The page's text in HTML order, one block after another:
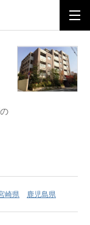
特集
崎県 鹿児島県